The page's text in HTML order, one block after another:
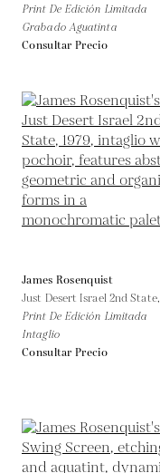
Print De Edición Limitada
Grabado Aguatinta
Consultar Precio
James Rosenquist
Just Desert Israel 2nd State,
Print De Edición Limitada
Intaglio
Consultar Precio